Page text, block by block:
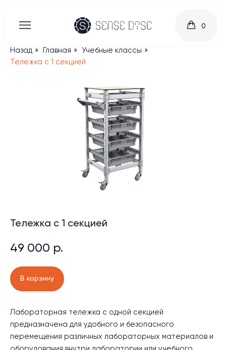
Назад » Главная » Учебные классы »
Тележка с 1 секцией
Тележка с 1 секцией
49 000 р.
В корзину
Лабораторная тележка с одной секцией
предназначена для удобного и безопасного
перемещения различных лабораторных материалов и